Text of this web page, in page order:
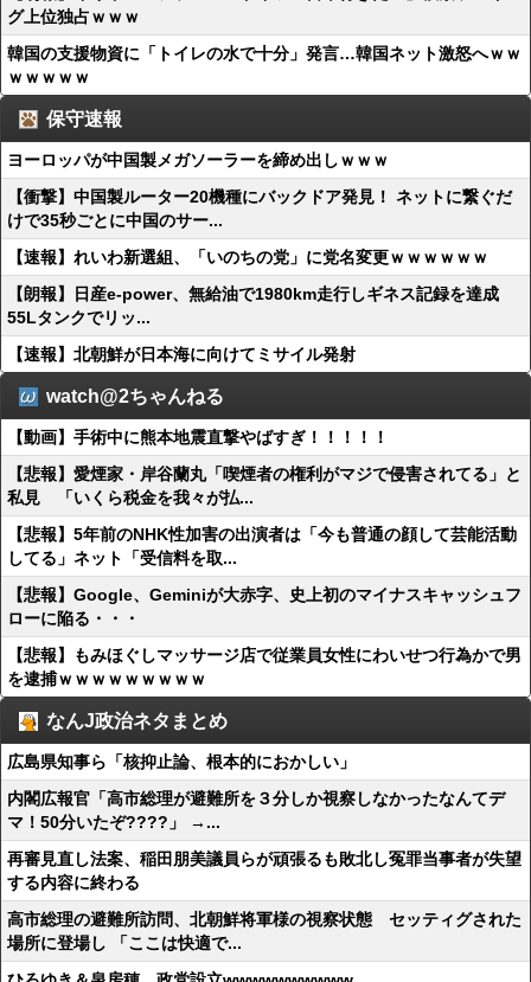
グ上位独占ｗｗｗ
韓国の支援物資に「トイレの水で十分」発言…韓国ネット激怒へｗｗ
ｗｗｗｗｗ
保守速報
ヨーロッパが中国製メガソーラーを締め出しｗｗｗ
【衝撃】中国製ルーター20機種にバックドア発見！ ネットに繋ぐだ
けで35秒ごとに中国のサー...
【速報】れいわ新選組、「いのちの党」に党名変更ｗｗｗｗｗｗ
【朗報】日産e-power、無給油で1980km走行しギネス記録を達成
55Lタンクでリッ...
【速報】北朝鮮が日本海に向けてミサイル発射
watch@2ちゃんねる
【動画】手術中に熊本地震直撃やばすぎ！！！！！
【悲報】愛煙家・岸谷蘭丸「喫煙者の権利がマジで侵害されてる」と
私見 「いくら税金を我々が払...
【悲報】5年前のNHK性加害の出演者は「今も普通の顔して芸能活動
してる」ネット「受信料を取...
【悲報】Google、Geminiが大赤字、史上初のマイナスキャッシュフ
ローに陥る・・・
【悲報】もみほぐしマッサージ店で従業員女性にわいせつ行為かで男
を逮捕ｗｗｗｗｗｗｗｗｗ
なんJ政治ネタまとめ
広島県知事ら「核抑止論、根本的におかしい」
内閣広報官「高市総理が避難所を３分しか視察しなかったなんてデ
マ！50分いたぞ????」 →...
再審見直し法案、稲田朋美議員らが頑張るも敗北し冤罪当事者が失望
する内容に終わる
高市総理の避難所訪問、北朝鮮将軍様の視察状態 セッティグされた
場所に登場し 「ここは快適で...